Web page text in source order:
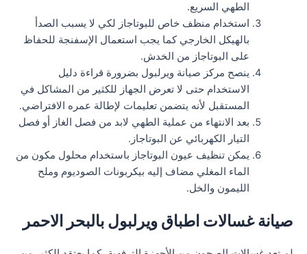
الطهي السريع.
استخدام منظف خاص للبوتاجاز لكي لا يسبب الصدأ
بالهيكل الخارجي كما يجب استعمال الإسفنجة للحفاظ
على البوتاجاز من الخدش.
ينصح مركز صيانة ويرلبول بضرورة قراءة دليل
الاستخدام حتى لا تعرض الجهاز للكثير من المشاكل في
المستقبل لأنه يتضمن تعليمات لإطالة عمره الافتراضي.
بعد الانتهاء من عملية الطهي لابد من فصل الغاز أو فصل
التيار الكهربائي عن البوتاجاز.
يمكن تنظيف عيون البوتاجاز باستخدام محلول مكون من
الماء المغلي مضاف إليه بيكربونات الصوديوم وملح
الليمون والخل.
صيانة غسالات اطباق ويرلبول بالبحر الاحمر